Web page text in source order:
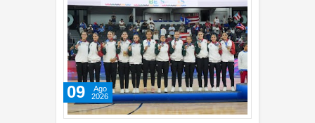
09
Ago
2026